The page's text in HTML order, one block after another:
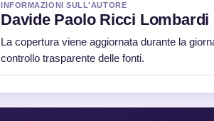
INFORMAZIONI SULL'AUTORE
Davide Paolo Ricci Lombardi
La copertura viene aggiornata durante la
controllo trasparente delle fonti.